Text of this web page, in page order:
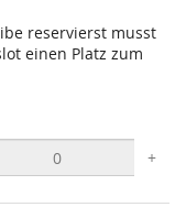
reservierst musst
einen Platz zum
+